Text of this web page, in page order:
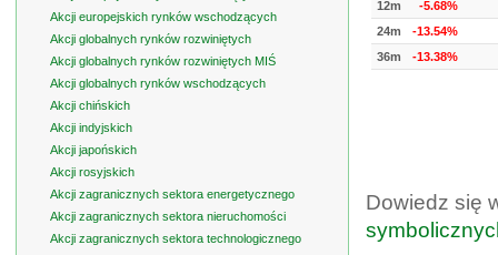
12m
-5.68%
24m
-13.54%
36m
-13.38%
Dowiedz się
Akcji europejskich rynków wschodzących
Akcji globalnych rynków rozwiniętych
Akcji globalnych rynków rozwiniętych MIŚ
Akcji globalnych rynków wschodzących
Akcji chińskich
Akcji indyjskich
Akcji japońskich
Akcji rosyjskich
Akcji zagranicznych sektora energetycznego
Akcji zagranicznych sektora nieruchomości
Akcji zagranicznych sektora technologicznego